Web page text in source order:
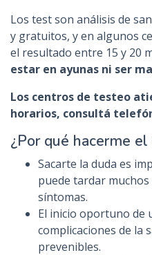
Los test son análisis de
y gratuitos, y en algunos
el resultado entre 15 y 20
estar en ayunas ni ser
Los centros de testeo
horarios, consultá
¿Por qué hacerme
Sacarte la duda es
puede tardar
síntomas.
El inicio oportuno de
complicaciones de la
prevenibles.